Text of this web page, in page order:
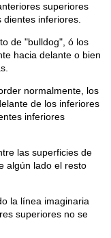
superiores
inferiores.
de "bulldog", ó los
hacia delante o bien
normalmente, los
de los inferiores
inferiores
las superficies de
algún lado el resto
la línea imaginaria
superiores no se